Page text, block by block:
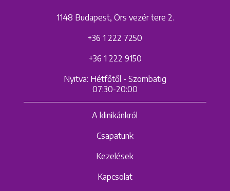
1148 Budapest, Örs vezér tere 2.
+36 1 222 7250
+36 1 222 9150
Nyitva: Hétfőtől - Szombatig
07:30-20:00
A klinikánkról
Csapatunk
Kezelések
Kapcsolat